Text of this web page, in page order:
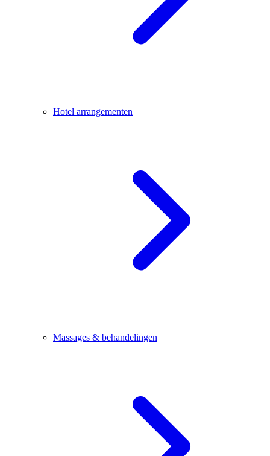
Hotel arrangementen
Massages & behandelingen